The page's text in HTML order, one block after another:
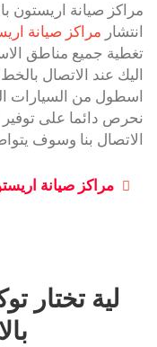
انتشار مراكز صيانة
تغطية جميع مناطق
اسطول من السيارات
نحرص دائما على
الاتصال بنا وسوف
لية تختار